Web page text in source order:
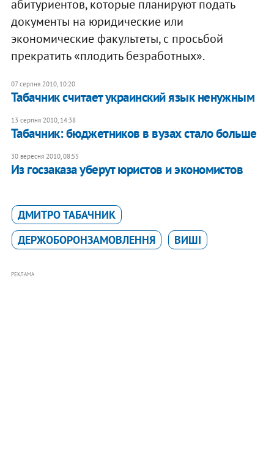
абитуриентов, которые планируют подать
документы на юридические или
экономические факультеты, с просьбой
прекратить «плодить безработных».
07 серпня 2010, 10:20
Табачник считает украинский язык ненужным
13 серпня 2010, 14:38
Табачник: бюджетников в вузах стало больше
30 вересня 2010, 08:55
Из госзаказа уберут юристов и экономистов
ДМИТРО ТАБАЧНИК
ДЕРЖОБОРОНЗАМОВЛЕННЯ
ВИШІ
РЕКЛАМА